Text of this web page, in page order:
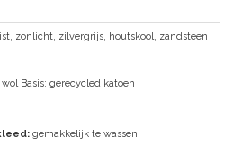
zonlicht, zilvergrijs, houtskool, zandsteen
wol Basis: gerecycled katoen
gemakkelijk te wassen.